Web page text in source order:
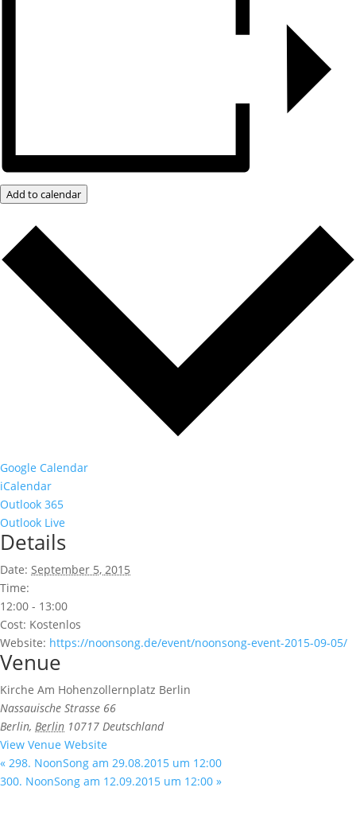
Add to calendar
Google Calendar
iCalendar
Outlook 365
Outlook Live
Details
Date: September 5, 2015
Time:
12:00 - 13:00
Cost: Kostenlos
Website: https://noonsong.de/event/noonsong-event-2015-09-05/
Venue
Kirche Am Hohenzollernplatz Berlin
Nassauische Strasse 66
Berlin, Berlin 10717 Deutschland
View Venue Website
« 298. NoonSong am 29.08.2015 um 12:00
300. NoonSong am 12.09.2015 um 12:00 »